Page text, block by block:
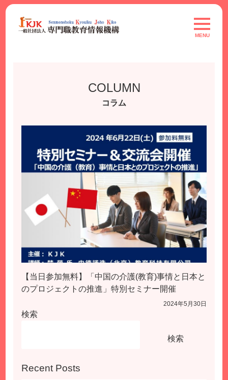
Skip
content
toggle
MENU
COLUMN
コラム
【当日参加無料】「中国の介護(教育)事情と日本と
のプロジェクトの推進」特別セミナー開催
2024年5月30日
検索
検索
Recent Posts